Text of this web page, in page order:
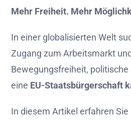
Mehr Freiheit. Mehr
In einer globalisierten Welt
Zugang zum Arbeitsmarkt und
Bewegungsfreiheit, politische
eine EU-Staatsbürgerschaft
In diesem Artikel erfahren Sie